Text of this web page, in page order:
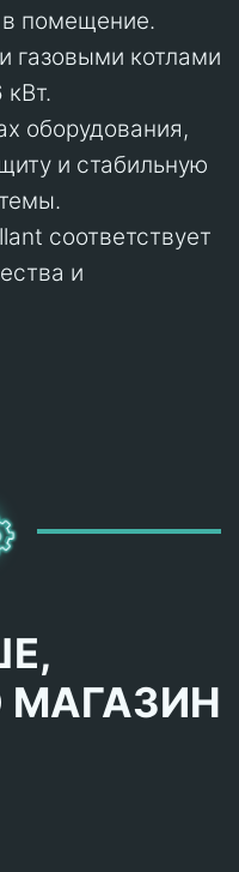
в помещение.
газовыми котлами
оборудования,
и стабильную
соответствует
и
МАГАЗИН